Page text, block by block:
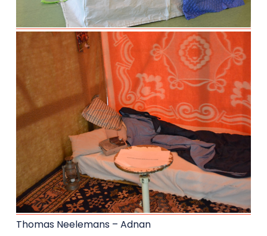
Thomas Neelemans – Adnan